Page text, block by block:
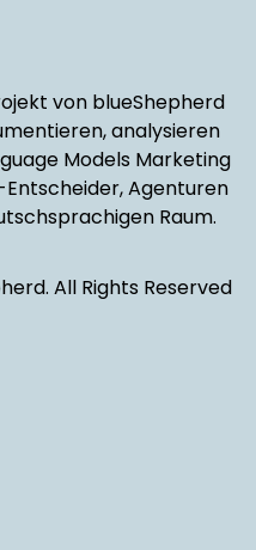
von blueShepherd
analysieren
Models Marketing
Agenturen
Raum.
All Rights Reserved